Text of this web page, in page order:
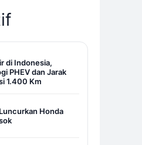
di Indonesia,
PHEV dan Jarak
1.400 Km
Honda